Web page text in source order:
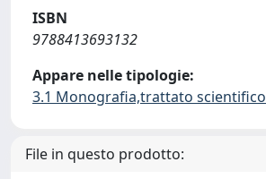
ISBN
9788413693132
Appare nelle tipologie:
3.1 Monografia,trattato scientifico
File in questo prodotto: